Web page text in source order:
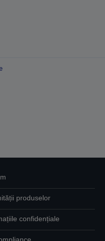
produselor
confidențiale